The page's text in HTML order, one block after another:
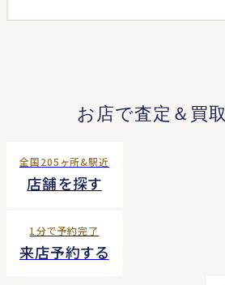
お店で査定＆買取
全国205ヶ所&駅近
店舗を探す
1分で予約完了
来店予約する